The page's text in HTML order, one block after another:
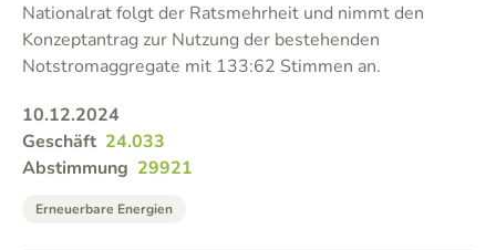
Nationalrat folgt der Ratsmehrheit und nimmt den
Konzeptantrag zur Nutzung der bestehenden
Notstromaggregate mit 133:62 Stimmen an.
10.12.2024
Geschäft 24.033
Abstimmung 29921
Erneuerbare Energien